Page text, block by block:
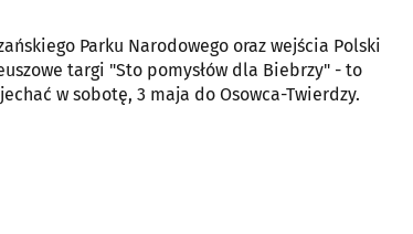
Parku Narodowego oraz wejścia Polski
targi "Sto pomysłów dla Biebrzy" - to
w sobotę, 3 maja do Osowca-Twierdzy.